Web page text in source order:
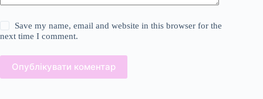
Save my name, email and website in this browser for the
next time I comment.
Опублікувати коментар